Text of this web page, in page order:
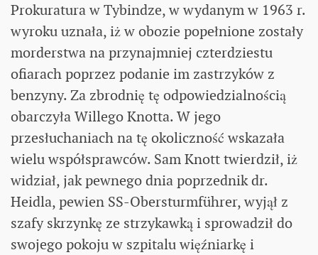
Prokuratura w Tybindze, w wydanym w 1963 r.
wyroku uznała, iż w obozie popełnione zostały
morderstwa na przynajmniej czterdziestu
ofiarach poprzez podanie im zastrzyków z
benzyny. Za zbrodnię tę odpowiedzialnością
obarczyła Willego Knotta. W jego
przesłuchaniach na tę okoliczność wskazała
wielu współsprawców. Sam Knott twierdził, iż
widział, jak pewnego dnia poprzednik dr.
Heidla, pewien SS-Obersturmführer, wyjął z
szafy skrzynkę ze strzykawką i sprowadził do
swojego pokoju w szpitalu więźniarkę i